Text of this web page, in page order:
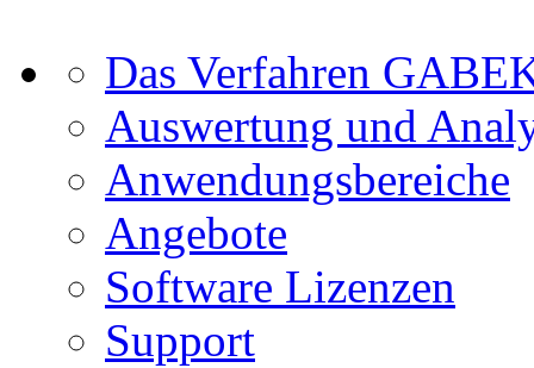
Das Verfahren
Auswertung und
Anwendungsbereiche
Angebote
Software Lizenzen
Support